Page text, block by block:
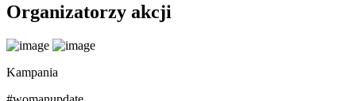
Organizatorzy akcji
Kampania